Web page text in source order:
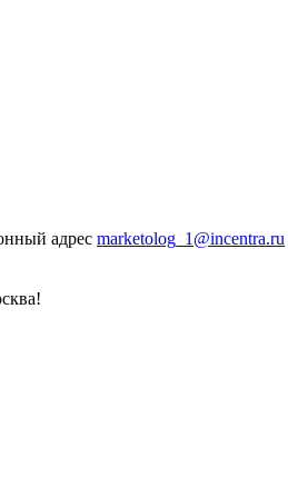
адрес marketolog_1@incentra.ru